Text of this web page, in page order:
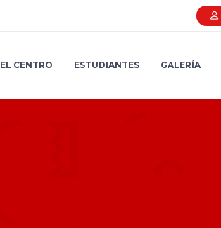
EL CENTRO ESTUDIANTES GALERÍA